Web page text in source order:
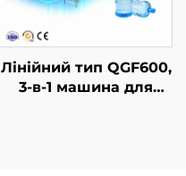
Лінійний тип QGF600,
3-в-1 машина для